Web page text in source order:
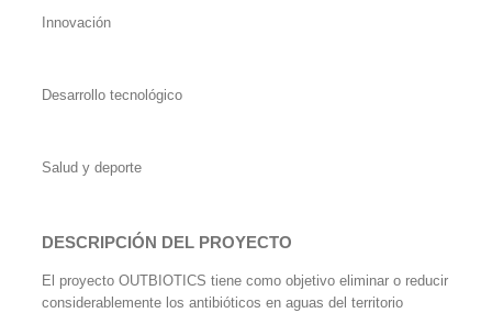
Innovación
Desarrollo tecnológico
Salud y deporte
DESCRIPCIÓN DEL PROYECTO
El proyecto OUTBIOTICS tiene como objetivo eliminar o reducir
considerablemente los antibióticos en aguas del territorio